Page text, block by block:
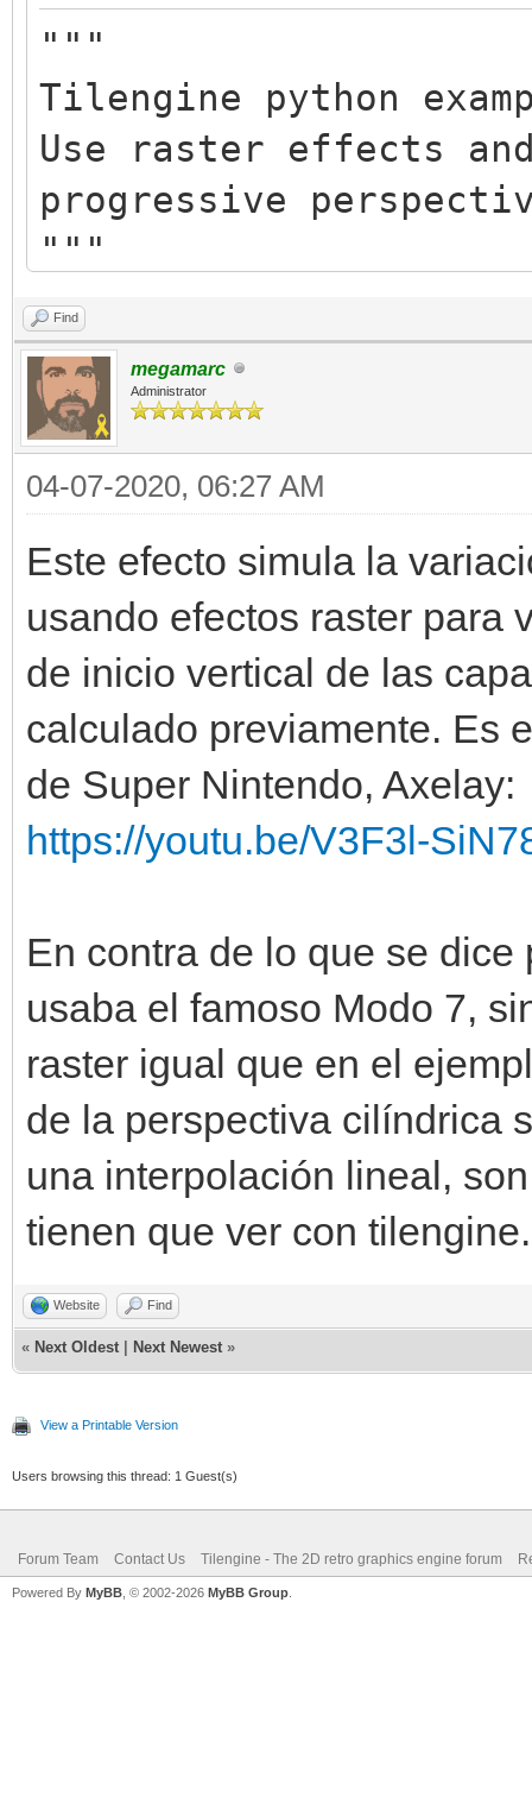
"""
Tilengine python
Use raster effects
progressive
"""
from tilengine import
from math import tan,
# helper constants
WIDTH = 360
HEIGHT = 400
SKY_HEIGHT = 64
LAND_HEIGHT = HEIGHT
# variables
world_y = 0
# load layer assets
def
tilemap =
layer.setup(tilemap)
# linear
def lerp(x, x0, x1,
return fx0 + (fx1 -
Find
megamarc
Administrator
04-07-2020, 06:27 AM
Este efecto simula la
usando efectos raster para
de inicio vertical de las
calculado previamente. Es
de Super Nintendo, Axelay:
https://youtu.be/V3F3l-
En contra de lo que se
usaba el famoso Modo 7,
raster igual que en el
de la perspectiva cilíndrica
una interpolación lineal,
tienen que ver con tilengine.
Website Find
« Next Oldest Next Newest »
View a Printable Version
Users browsing this thread: 1 Guest(s)
Forum Team Contact Us Tilengine - The 2D retro graphics engine forum
Powered By MyBB , © 2002-2026 MyBB Group